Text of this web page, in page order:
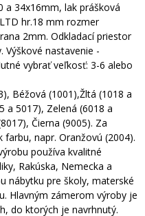
a 34x16mm, lak prášková
hr.18 mm rozmer
2mm. Odkladací priestor
Výškové nastavenie -
vybrať veľkosť: 3-6 alebo
Béžová (1001),Žltá (1018 a
a 5017), Zelená (6018 a
Čierna (9005). Za
napr. Oranžovú (2004).
používa kvalitné
Rakúska, Nemecka a
nábytku pre školy, materské
Hlavným zámerom výroby je
do ktorých je navrhnutý.